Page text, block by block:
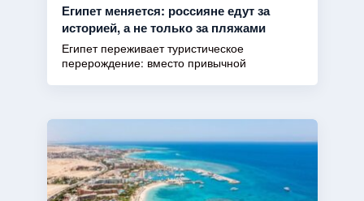
Египет меняется: россияне едут за
историей, а не только за пляжами
Египет переживает туристическое
перерождение: вместо привычной